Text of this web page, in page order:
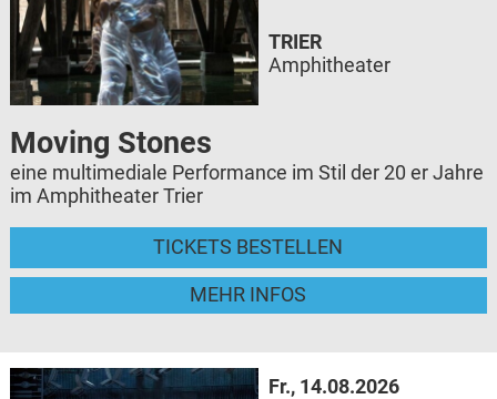
Moving Stones
eine multimediale Performance im Stil der 20 er Jahre
im Amphitheater Trier
TICKETS BESTELLEN
MEHR INFOS
TRIER
Amphitheater
Fr., 14.08.2026